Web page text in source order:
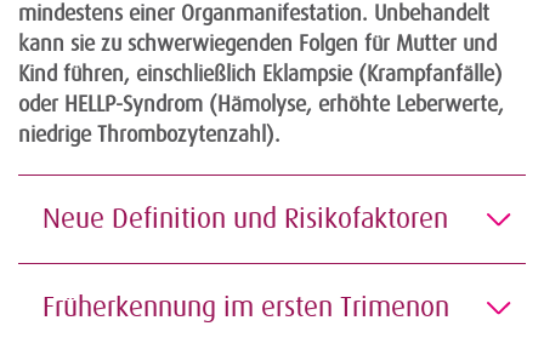
mindestens einer Organmanifestation. Unbehandelt
kann sie zu schwerwiegenden Folgen für Mutter und
Kind führen, einschließlich Eklampsie (Krampfanfälle)
oder HELLP-Syndrom (Hämolyse, erhöhte Leberwerte,
niedrige Thrombozytenzahl).
Neue Definition und Risikofaktoren
Früherkennung im ersten Trimenon